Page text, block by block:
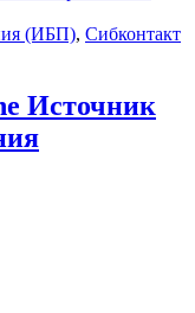
(ИБП), Сибконтакт
Источник